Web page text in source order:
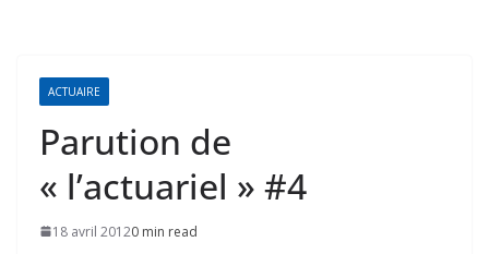
ACTUAIRE
Parution de
« l’actuariel » #4
18 avril 20120 min read